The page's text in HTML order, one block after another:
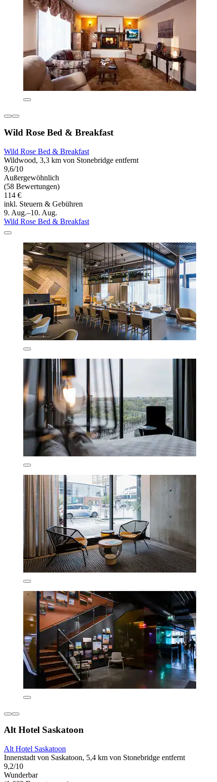
Wild Rose Bed & Breakfast
Wild Rose Bed & Breakfast
Wildwood, 3,3 km von Stonebridge entfernt
9,6/10
Außergewöhnlich
(58 Bewertungen)
114 €
inkl. Steuern & Gebühren
9. Aug.–10. Aug.
Wild Rose Bed & Breakfast
Alt Hotel Saskatoon
Alt Hotel Saskatoon
Innenstadt von Saskatoon, 5,4 km von Stonebridge entfernt
9,2/10
Wunderbar